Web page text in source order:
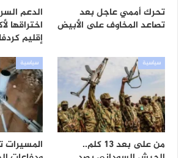
تحرك أممي عاجل بعد
تصاعد المخاوف على الأبيض
الدعم
اختراقها
إقليم
سياسية
من على بعد 13 كلم..
سياسية
المسيرات